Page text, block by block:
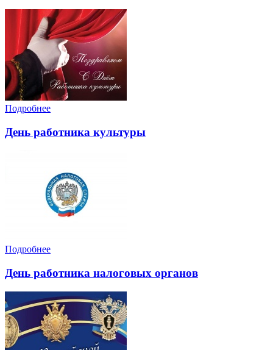
Подробнее
День работника культуры
Подробнее
День работника налоговых органов